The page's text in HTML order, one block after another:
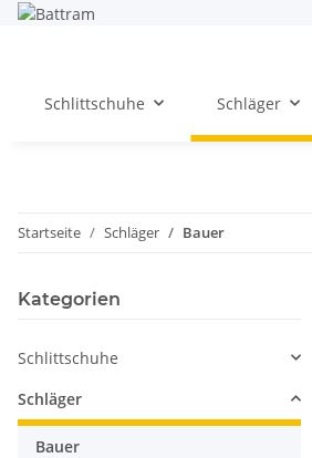
Schlittschuhe Schläger
Startseite Schläger Bauer
Kategorien
Schlittschuhe
Schläger
Bauer